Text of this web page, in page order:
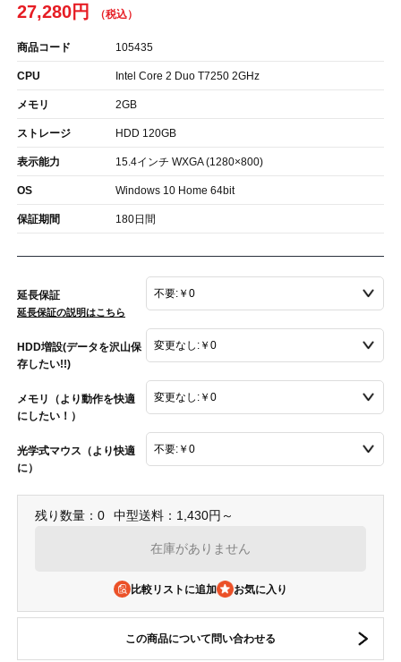
27,280円
商品コード 105435
CPU Intel Core 2 Duo T7250 2GHz
メモリ 2GB
ストレージ HDD 120GB
表示能力 15.4インチ WXGA (1280×800)
OS Windows 10 Home 64bit
保証期間 180日間
延長保証
延長保証の説明はこちら
HDD増設(データを沢山保
存したい!!)
メモリ（より動作を快適
にしたい！）
光学式マウス（より快適
に）
残り数量：0 中型送料：1,430円～
在庫がありません
比較リストに追加
この商品について問い合わせる